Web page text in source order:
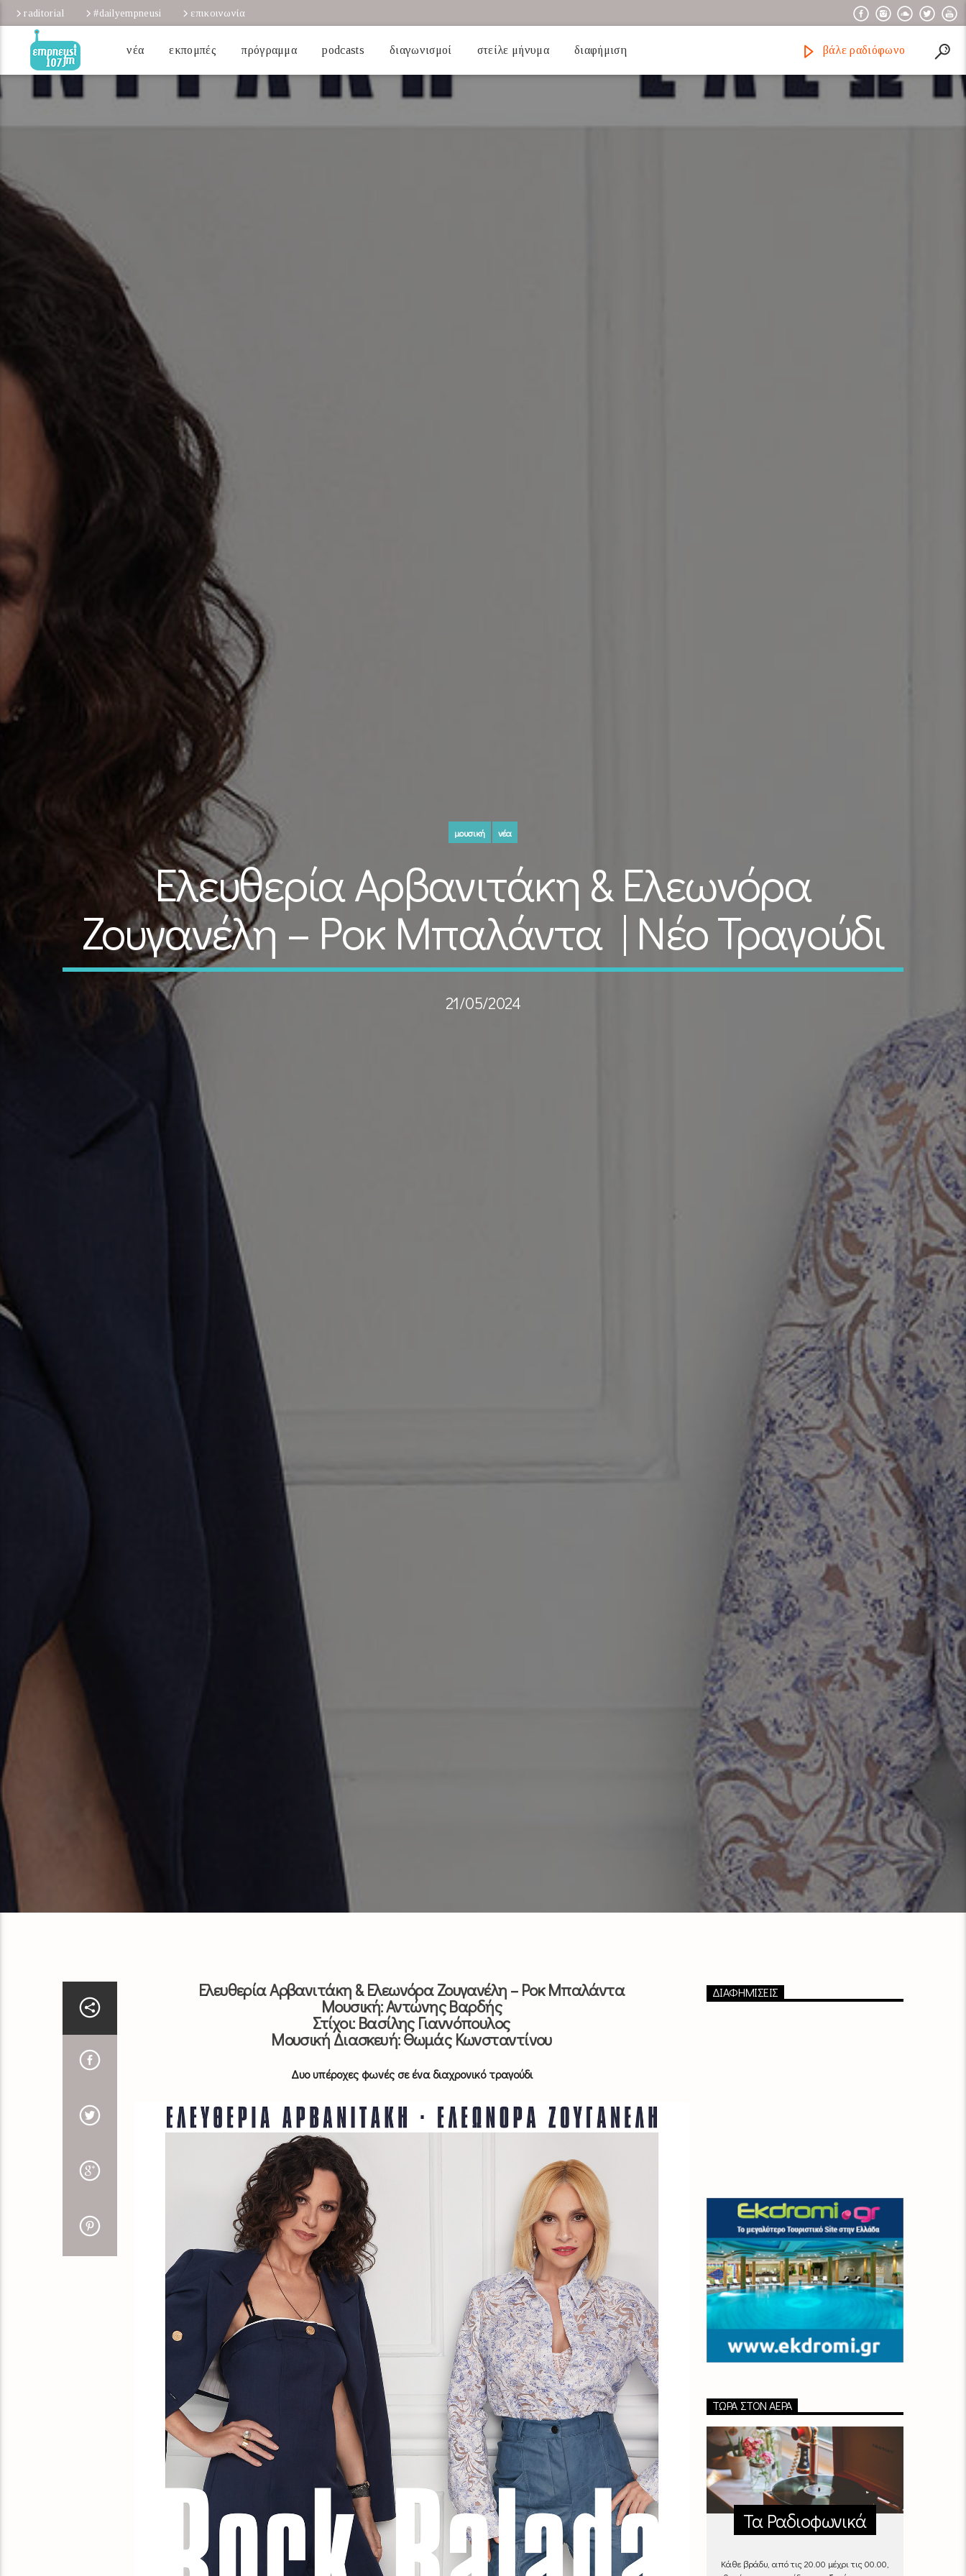
raditorial #dailyempneusi επικοινωνία
νέα εκπομπές πρόγραμμα podcasts διαγωνισμοί στείλε μήνυμα διαφήμιση βάλε ραδιόφωνο
μουσική νέα
Ελευθερία Αρβανιτάκη & Ελεωνόρα
Ζουγανέλη – Ροκ Μπαλάντα | Νέο Τραγούδι
21/05/2024
Ελευθερία Αρβανιτάκη & Ελεωνόρα Ζουγανέλη – Ροκ Μπαλάντα
Μουσική: Αντώνης Βαρδής
Στίχοι: Βασίλης Γιαννόπουλος
Μουσική Διασκευή: Θωμάς Κωνσταντίνου
Δυο υπέροχες φωνές σε ένα διαχρονικό τραγούδι
ΔΙΑΦΗΜΙΣΕΙΣ
ΤΏΡΑ ΣΤΟΝ ΑΈΡΑ
Τα Ραδιοφωνικά
Κάθε βράδυ, από τις 20.00 μέχρι τις 00.00,